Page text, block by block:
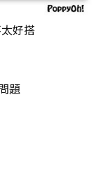
好搭
題